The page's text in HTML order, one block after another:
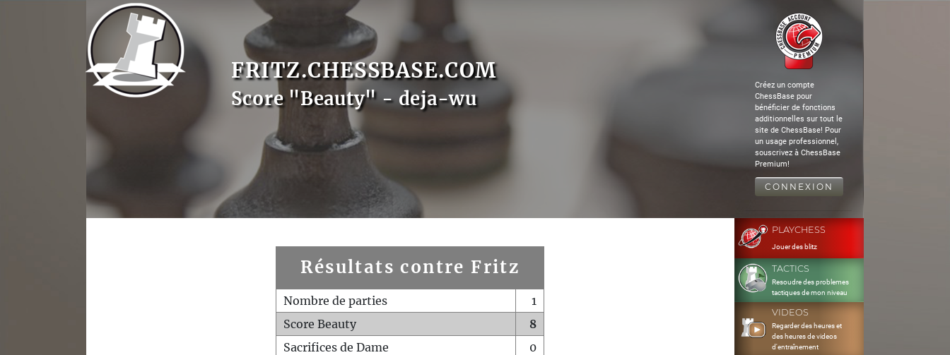
FRITZ.CHESSBASE.COM
Score "Beauty" - deja-wu
Créez un compte
ChessBase pour
bénéficier de fonctions
additionnelles sur tout le
site de ChessBase! Pour
un usage professionnel,
souscrivez à ChessBase
Premium!
CONNEXION
Résultats contre Fritz
Nombre de parties
1
Score Beauty
8
Sacrifices de Dame
0
PLAYCHESS
Jouer des blitz
TACTICS
Resoudre des problemes
tactiques de mon niveau
VIDEOS
Regarder des heures et
des heures de videos
d'entraînement